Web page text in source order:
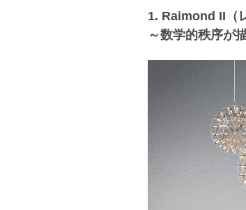
1. Raimond II（
～数学的秩序が